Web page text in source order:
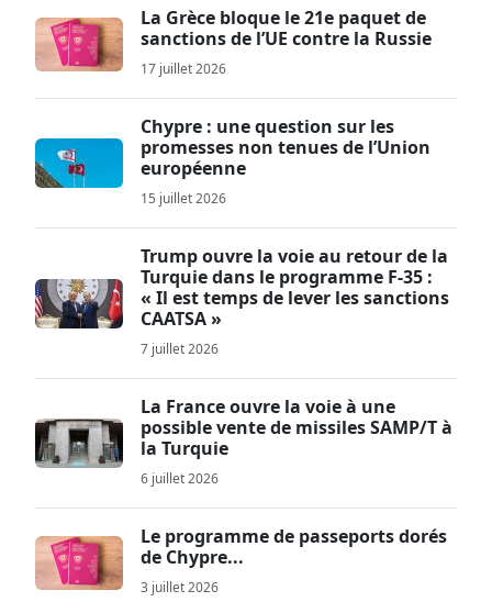
La Grèce bloque le 21e paquet de
sanctions de l’UE contre la Russie
17 juillet 2026
Chypre : une question sur les
promesses non tenues de l’Union
européenne
15 juillet 2026
Trump ouvre la voie au retour de la
Turquie dans le programme F-35 :
« Il est temps de lever les sanctions
CAATSA »
7 juillet 2026
La France ouvre la voie à une
possible vente de missiles SAMP/T à
la Turquie
6 juillet 2026
Le programme de passeports dorés
de Chypre...
3 juillet 2026